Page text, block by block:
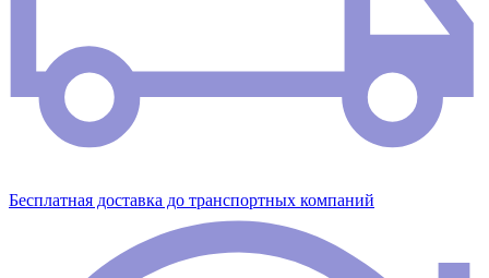
Бесплатная доставка до транспортных компаний